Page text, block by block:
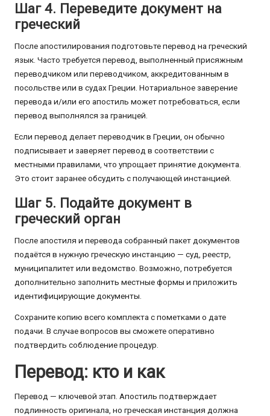
Шаг 4. Переведите документ на
греческий
После апостилирования подготовьте перевод на греческий
язык. Часто требуется перевод, выполненный присяжным
переводчиком или переводчиком, аккредитованным в
посольстве или в судах Греции. Нотариальное заверение
перевода и/или его апостиль может потребоваться, если
перевод выполнялся за границей.
Если перевод делает переводчик в Греции, он обычно
подписывает и заверяет перевод в соответствии с
местными правилами, что упрощает принятие документа.
Это стоит заранее обсудить с получающей инстанцией.
Шаг 5. Подайте документ в
греческий орган
После апостиля и перевода собранный пакет документов
подаётся в нужную греческую инстанцию — суд, реестр,
муниципалитет или ведомство. Возможно, потребуется
дополнительно заполнить местные формы и приложить
идентифицирующие документы.
Сохраните копию всего комплекта с пометками о дате
подачи. В случае вопросов вы сможете оперативно
подтвердить соблюдение процедур.
Перевод: кто и как
Перевод — ключевой этап. Апостиль подтверждает
подлинность оригинала, но греческая инстанция должна